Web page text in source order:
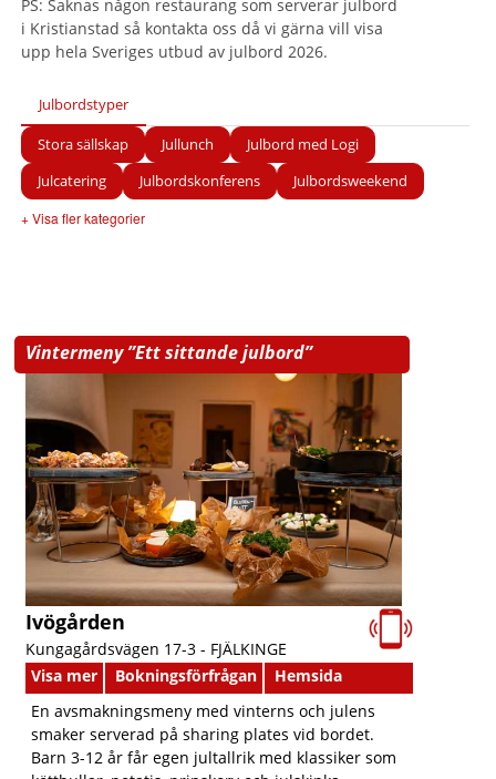
PS: Saknas någon restaurang som serverar julbord
i Kristianstad så kontakta oss då vi gärna vill visa
upp hela Sveriges utbud av julbord 2026.
Julbordstyper
Stora sällskap
Jullunch
Julbord med Logi
Julcatering
Julbordskonferens Julbordsweekend
+ Visa fler kategorier
Vintermeny ”Ett sittande julbord”
Ivögården
Kungagårdsvägen 17-3 - FJÄLKINGE
Visa mer
Bokningsförfrågan
Hemsida
En avsmakningsmeny med vinterns och julens
smaker serverad på sharing plates vid bordet.
Barn 3-12 år får egen jultallrik med klassiker som